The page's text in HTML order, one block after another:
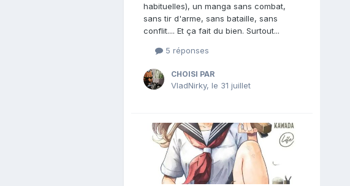
habituelles), un manga sans combat,
sans tir d'arme, sans bataille, sans
conflit.... Et ça fait du bien. Surtout...
5 réponses
CHOISI PAR
VladNirky, le 31 juillet